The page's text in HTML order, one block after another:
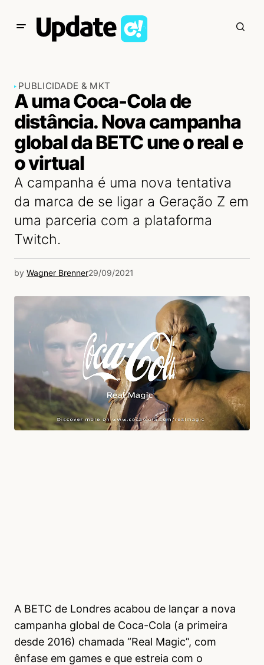
PUBLICIDADE & MKT
A uma Coca-Cola de
distância. Nova campanha
global da BETC une o real e
o virtual
A campanha é uma nova tentativa
da marca de se ligar a Geração Z em
uma parceria com a plataforma
Twitch.
by Wagner Brenner29/09/2021
A BETC de Londres acabou de lançar a nova
campanha global de Coca-Cola (a primeira
desde 2016) chamada “Real Magic”, com
ênfase em games e que estreia com o